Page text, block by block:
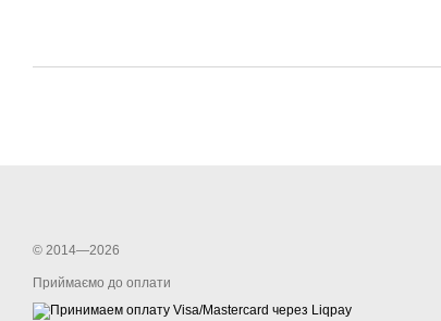
© 2014—2026
Приймаємо до оплати